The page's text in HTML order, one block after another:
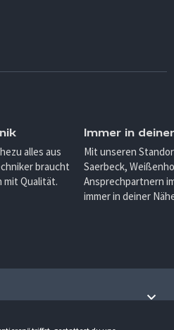
alles aus
braucht
mit Qualität.
Immer in
Mit unseren
Saerbeck,
Ansprechpartnern
immer in deiner